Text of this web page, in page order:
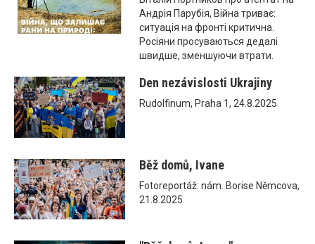
Андрія Парубія, Війна триває:
ситуація на фронті критична.
Росіяни просуваються дедалі
швидше, зменшуючи втрати.
Den nezávislosti Ukrajiny
Rudolfinum, Praha 1, 24.8.2025
Běž domů, Ivane
Fotoreportáž: nám. Borise Němcova,
21.8.2025